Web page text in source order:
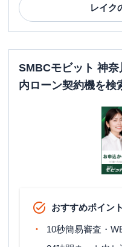
レイク
SMBCモビット 神
内ローン契約機を検
おすすめポイント
10秒簡易審査・